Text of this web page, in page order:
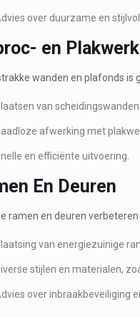
over duurzame en
en
wanden en plafonds is
van
afwerking met
en efficiënte uitvoering.
En Deuren
ramen en deuren
van energiezuinige
stijlen en materialen,
over inbraakbeveiliging